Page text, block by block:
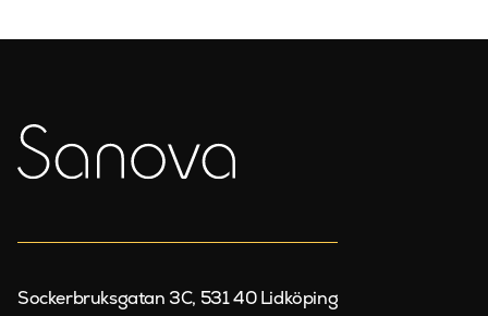
Sockerbruksgatan 3C, 531 40 Lidköping